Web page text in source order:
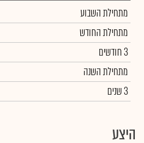
מתחילת השבוע
מתחילת החודש
3 חודשים
מתחילת השנה
3 שנים
היצע